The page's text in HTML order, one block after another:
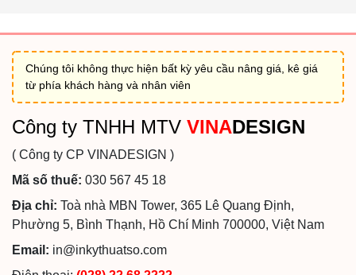
Chúng tôi không thực hiện bất kỳ yêu cầu nâng giá, kê giá
từ phía khách hàng và nhân viên
Công ty TNHH MTV VINADESIGN
( Công ty CP VINADESIGN )
Mã số thuế: 030 567 45 18
Địa chỉ: Toà nhà MBN Tower, 365 Lê Quang Định,
Phường 5, Bình Thạnh, Hồ Chí Minh 700000, Việt Nam
Email: in@inkythuatso.com